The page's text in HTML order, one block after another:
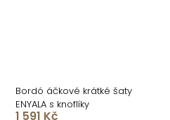
Bordó áčkové krátké šaty
ENYALA s knoflíky
1 591 Kč